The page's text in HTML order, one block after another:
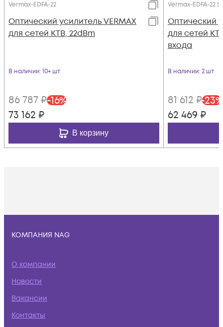
Vermax-EDFA-22
Оптический усилитель VERMAX
для сетей КТВ, 22dBm
В наличии: 10+ шт
86 787 ₽-16%
73 162 ₽
В корзину
Vermax-EDFA-22 S
Оптический
для сетей
входа
В наличии: 2 шт
81 612 ₽-23%
62 469 ₽
КОМПАНИЯ NAG
О компании
Новости
Вакансии
Контакты